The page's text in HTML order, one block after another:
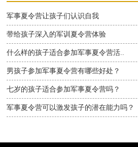
军事夏令营让孩子们认识自我
带给孩子深入的军训夏令营体验
什么样的孩子适合参加军事夏令营活..
男孩子参加军事夏令营有哪些好处？
七岁的孩子适合参加军事夏令营吗？
军事夏令营可以激发孩子的潜在能力吗？